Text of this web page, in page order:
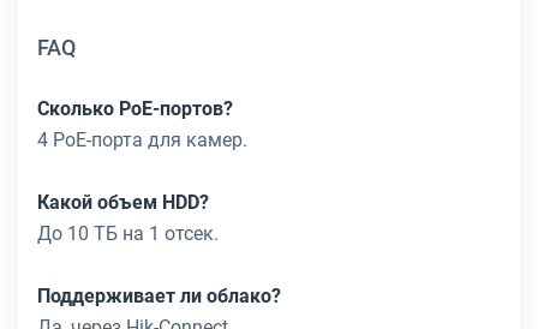
FAQ
Сколько PoE-портов?
4 PoE-порта для камер.
Какой объем HDD?
До 10 ТБ на 1 отсек.
Поддерживает ли облако?